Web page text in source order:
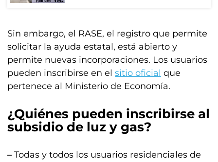
Sin embargo, el RASE, el registro que permite
solicitar la ayuda estatal, está abierto y
permite nuevas incorporaciones. Los usuarios
pueden inscribirse en el sitio oficial que
pertenece al Ministerio de Economía.
¿Quiénes pueden inscribirse al
subsidio de luz y gas?
– Todas y todos los usuarios residenciales de